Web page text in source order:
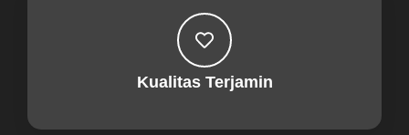
Kualitas Terjamin